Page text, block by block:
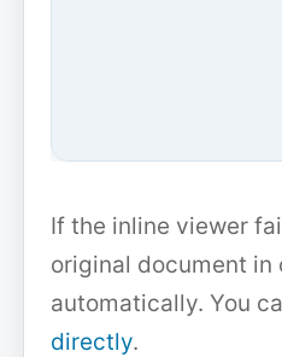
If the inline viewer
original document
automatically. You
directly.